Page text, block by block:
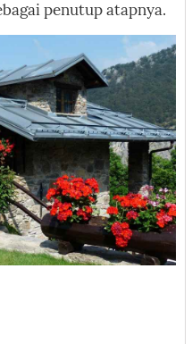
penutup atapnya.